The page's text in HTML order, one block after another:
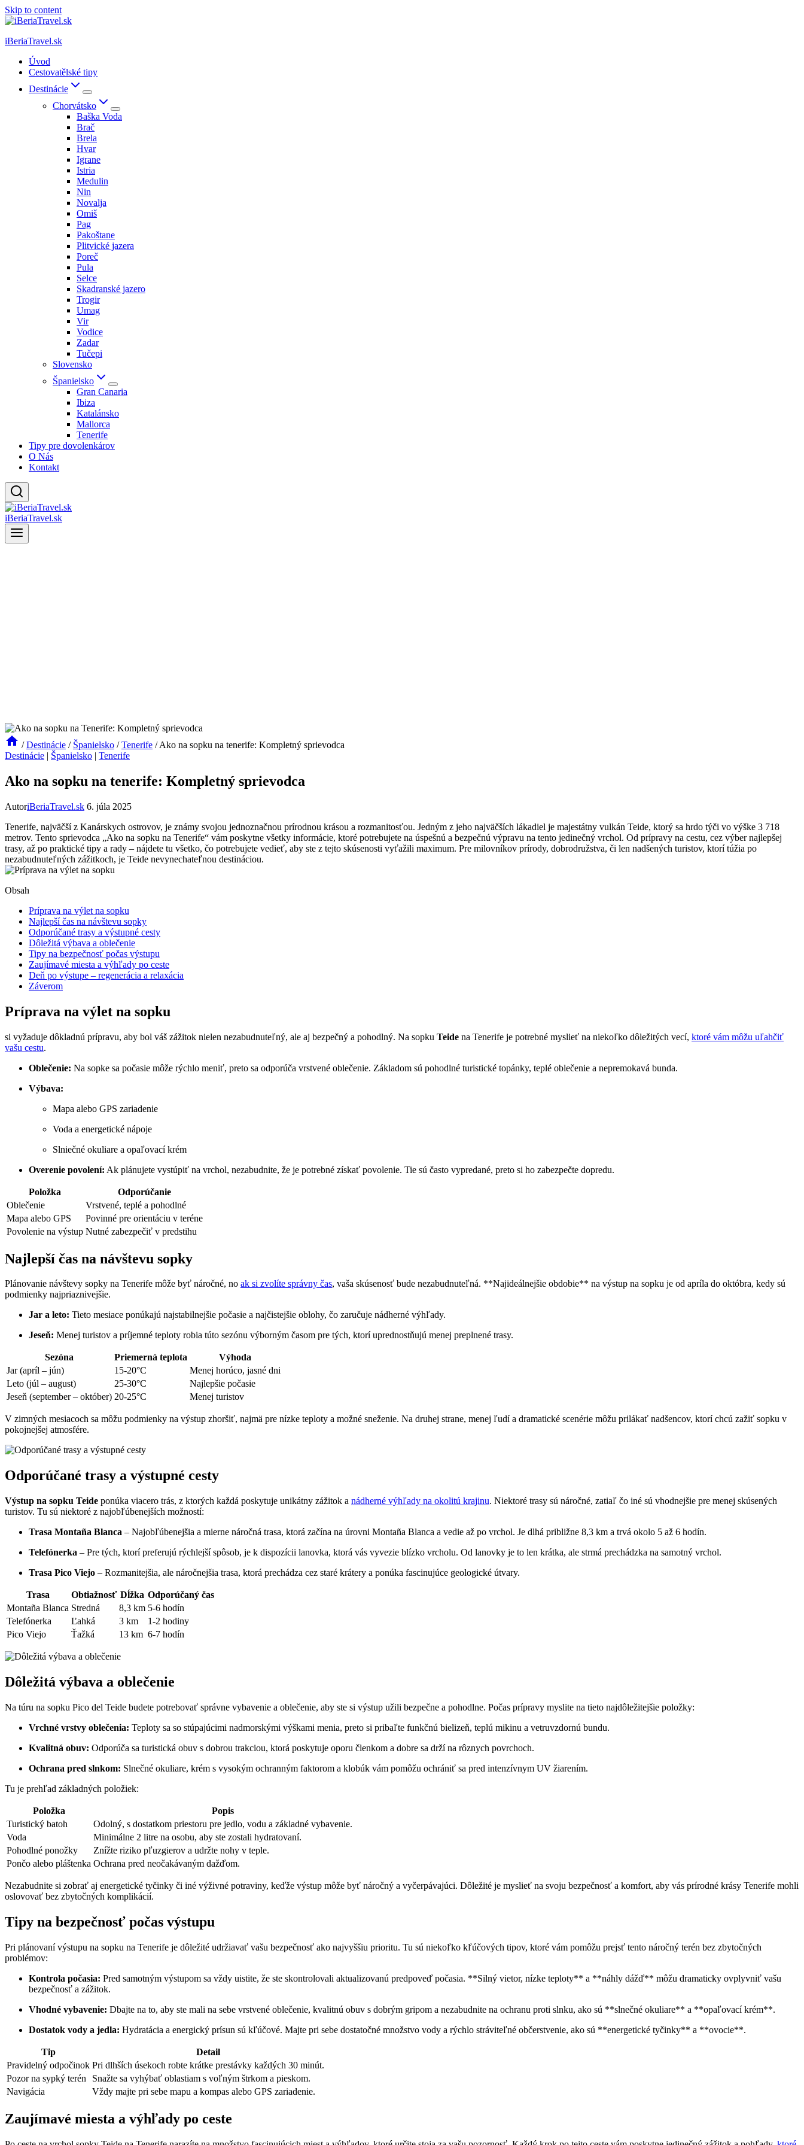
Skip to content
iBeriaTravel.sk
Úvod
Cestovatělské tipy
Destinácie
Chorvátsko
Baška Voda
Brač
Brela
Hvar
Igrane
Istria
Medulin
Nin
Novalja
Omiš
Pag
Pakoštane
Plitvické jazera
Poreč
Pula
Selce
Skadranské jazero
Trogir
Umag
Vir
Vodice
Zadar
Tučepi
Slovensko
Španielsko
Gran Canaria
Ibiza
Katalánsko
Mallorca
Tenerife
Tipy pre dovolenkárov
O Nás
Kontakt
iBeriaTravel.sk
/ Destinácie / Španielsko / Tenerife / Ako na sopku na tenerife: Kompletný sprievodca
Destinácie | Španielsko | Tenerife
Ako na sopku na tenerife: Kompletný sprievodca
AutoriBeriaTravel.sk 6. júla 2025
Tenerife, najväčší z Kanárskych ostrovov, je známy svojou jednoznačnou prírodnou krásou a rozmanitosťou. Jedným z jeho najväčších lákadiel je majestátny vulkán Teide, ktorý sa hrdo týči vo výške 3 718
metrov. Tento sprievodca „Ako na sopku na Tenerife“ vám poskytne všetky informácie, ktoré potrebujete na úspešnú a bezpečnú výpravu na tento jedinečný vrchol. Od prípravy na cestu, cez výber najlepšej
trasy, až po praktické tipy a rady – nájdete tu všetko, čo potrebujete vedieť, aby ste z tejto skúsenosti vyťažili maximum. Pre milovníkov prírody, dobrodružstva, či len nadšených turistov, ktorí túžia po
nezabudnuteľných zážitkoch, je Teide nevynechateľnou destináciou.
Obsah
Príprava na výlet na sopku
Najlepší čas na návštevu sopky
Odporúčané trasy a výstupné cesty
Dôležitá výbava a oblečenie
Tipy na bezpečnosť počas výstupu
Zaujímavé miesta a výhľady po ceste
Deň po výstupe – regenerácia a relaxácia
Záverom
Príprava na výlet na sopku
si vyžaduje dôkladnú prípravu, aby bol váš zážitok nielen nezabudnuteľný, ale aj bezpečný a pohodlný. Na sopku Teide na Tenerife je potrebné myslieť na niekoľko dôležitých vecí, ktoré vám môžu uľahčiť
vašu cestu.
Oblečenie: Na sopke sa počasie môže rýchlo meniť, preto sa odporúča vrstvené oblečenie. Základom sú pohodlné turistické topánky, teplé oblečenie a nepremokavá bunda.
Výbava:
Mapa alebo GPS zariadenie
Voda a energetické nápoje
Slniečné okuliare a opaľovací krém
Overenie povolení: Ak plánujete vystúpiť na vrchol, nezabudnite, že je potrebné získať povolenie. Tie sú často vypredané, preto si ho zabezpečte dopredu.
Položka
Odporúčanie
Oblečenie
Vrstvené, teplé a pohodlné
Mapa alebo GPS
Povinné pre orientáciu v teréne
Povolenie na výstup Nutné zabezpečiť v predstihu
Najlepší čas na návštevu sopky
Plánovanie návštevy sopky na Tenerife môže byť náročné, no ak si zvolíte správny čas, vaša skúsenosť bude nezabudnuteľná. **Najideálnejšie obdobie** na výstup na sopku je od apríla do októbra, kedy sú
podmienky najpriaznivejšie.
Jar a leto: Tieto mesiace ponúkajú najstabilnejšie počasie a najčistejšie oblohy, čo zaručuje nádherné výhľady.
Jeseň: Menej turistov a príjemné teploty robia túto sezónu výborným časom pre tých, ktorí uprednostňujú menej preplnené trasy.
Sezóna Priemerná teplota
Výhoda
Jar (apríl – jún)
15-20°C
Menej horúco, jasné dni
Leto (júl – august)
25-30°C
Najlepšie počasie
Jeseň (september – október) 20-25°C Menej turistov
V zimných mesiacoch sa môžu podmienky na výstup zhoršiť, najmä pre nízke teploty a možné sneženie. Na druhej strane, menej ľudí a dramatické scenérie môžu prilákať nadšencov, ktorí chcú zažiť sopku v
pokojnejšej atmosfére.
Odporúčané trasy a výstupné cesty
Výstup na sopku Teide ponúka viacero trás, z ktorých každá poskytuje unikátny zážitok a nádherné výhľady na okolitú krajinu. Niektoré trasy sú náročné, zatiaľ čo iné sú vhodnejšie pre menej skúsených
turistov. Tu sú niektoré z najobľúbenejších možností:
Trasa Montaña Blanca – Najobľúbenejšia a mierne náročná trasa, ktorá začína na úrovni Montaña Blanca a vedie až po vrchol. Je dlhá približne 8,3 km a trvá okolo 5 až 6 hodín.
Telefónerka – Pre tých, ktorí preferujú rýchlejší spôsob, je k dispozícii lanovka, ktorá vás vyvezie blízko vrcholu. Od lanovky je to len krátka, ale strmá prechádzka na samotný vrchol.
Trasa Pico Viejo – Rozmanitejšia, ale náročnejšia trasa, ktorá prechádza cez staré krátery a ponúka fascinujúce geologické útvary.
Trasa Obtiažnosť Dĺžka Odporúčaný čas
Montaña Blanca Stredná 8,3 km 5-6 hodín
Telefónerka
Ľahká 3 km
1-2 hodiny
Pico Viejo
Ťažká 13 km 6-7 hodín
Dôležitá výbava a oblečenie
Na túru na sopku Pico del Teide budete potrebovať správne vybavenie a oblečenie, aby ste si výstup užili bezpečne a pohodlne. Počas prípravy myslite na tieto najdôležitejšie položky:
Vrchné vrstvy oblečenia: Teploty sa so stúpajúcimi nadmorskými výškami menia, preto si pribaľte funkčnú bielizeň, teplú mikinu a vetruvzdornú bundu.
Kvalitná obuv: Odporúča sa turistická obuv s dobrou trakciou, ktorá poskytuje oporu členkom a dobre sa drží na rôznych povrchoch.
Ochrana pred slnkom: Slnečné okuliare, krém s vysokým ochranným faktorom a klobúk vám pomôžu ochrániť sa pred intenzívnym UV žiarením.
Tu je prehľad základných položiek:
Položka
Popis
Turistický batoh
Odolný, s dostatkom priestoru pre jedlo, vodu a základné vybavenie.
Voda
Minimálne 2 litre na osobu, aby ste zostali hydratovaní.
Pohodlné ponožky
Znížte riziko pľuzgierov a udržte nohy v teple.
Pončo alebo pláštenka Ochrana pred neočakávaným dažďom.
Nezabudnite si zobrať aj energetické tyčinky či iné výživné potraviny, keďže výstup môže byť náročný a vyčerpávajúci. Dôležité je myslieť na svoju bezpečnosť a komfort, aby vás prírodné krásy Tenerife mohli
oslovovať bez zbytočných komplikácií.
Tipy na bezpečnosť počas výstupu
Pri plánovaní výstupu na sopku na Tenerife je dôležité udržiavať vašu bezpečnosť ako najvyššiu prioritu. Tu sú niekoľko kľúčových tipov, ktoré vám pomôžu prejsť tento náročný terén bez zbytočných
problémov:
Kontrola počasia: Pred samotným výstupom sa vždy uistite, že ste skontrolovali aktualizovanú predpoveď počasia. **Silný vietor, nízke teploty** a **náhly dážď** môžu dramaticky ovplyvniť vašu
bezpečnosť a zážitok.
Vhodné vybavenie: Dbajte na to, aby ste mali na sebe vrstvené oblečenie, kvalitnú obuv s dobrým gripom a nezabudnite na ochranu proti slnku, ako sú **slnečné okuliare** a **opaľovací krém**.
Dostatok vody a jedla: Hydratácia a energický prísun sú kľúčové. Majte pri sebe dostatočné množstvo vody a rýchlo stráviteľné občerstvenie, ako sú **energetické tyčinky** a **ovocie**.
Tip
Detail
Pravidelný odpočinok Pri dlhších úsekoch robte krátke prestávky každých 30 minút.
Pozor na sypký terén
Snažte sa vyhýbať oblastiam s voľným štrkom a pieskom.
Navigácia
Vždy majte pri sebe mapu a kompas alebo GPS zariadenie.
Zaujímavé miesta a výhľady po ceste